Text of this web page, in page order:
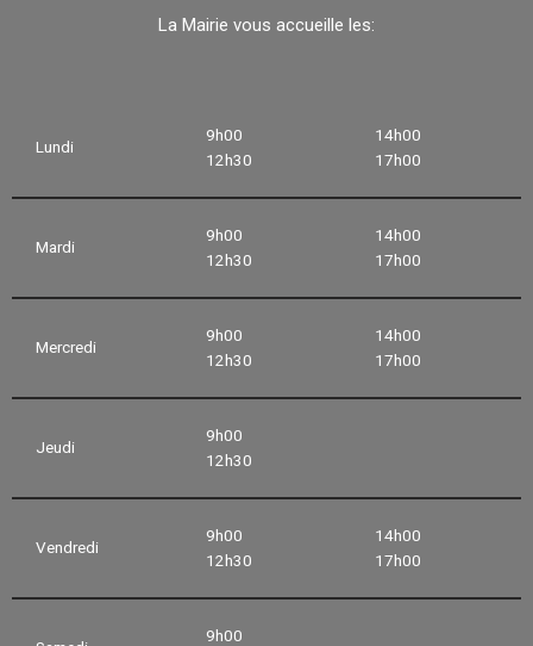
La Mairie vous accueille les:
Lundi
9h00
12h30
14h00
17h00
Mardi
9h00
12h30
14h00
17h00
Mercredi
9h00
12h30
14h00
17h00
Jeudi
9h00
12h30
Vendredi
9h00
12h30
14h00
17h00
9h00